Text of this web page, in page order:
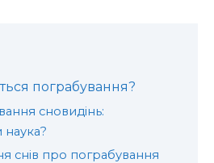
пограбування?
сновидінь:
наука?
снів про пограбування